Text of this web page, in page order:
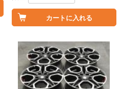
カートに入れる